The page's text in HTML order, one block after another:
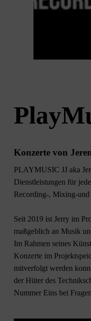
Konzerte von
PLAYMUSIC JJ aka
Dienstleistungen für
Recording-, Mixing-und
Seit 2019 ist Jerry im
maßgeblich an Musik
Im Rahmen seines
Konzerte im
mitverfolgt werden
der Hüter des
Nummer Eins bei